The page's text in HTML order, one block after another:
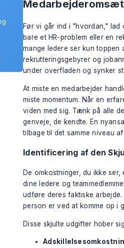
Før vi går ind i "hvordan,"
bare et HR-problem eller en
mange ledere ser kun
rekrutteringsgebyrer og
under overfladen og synker
At miste en medarbejder
miste momentum. Når en
viden med sig. Tænk på alle
genveje, de kendte. En
tilbage til det samme niveau
Identificering af den
De omkostninger, du ikke ser,
dine ledere og
udføre deres faktiske
person er ved at komme op i
Disse skjulte udgifter hober